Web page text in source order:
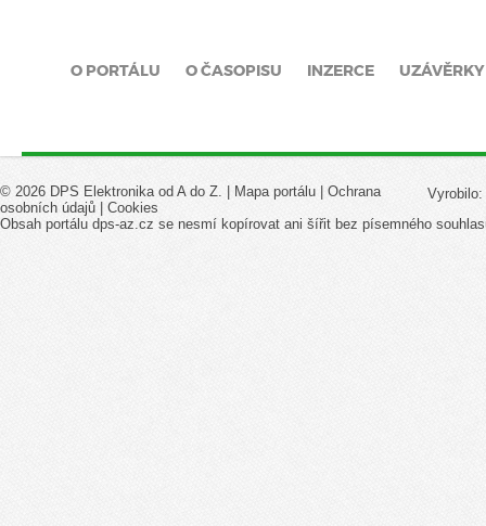
O PORTÁLU O ČASOPISU INZERCE UZÁVĚRKY
Vyrobilo:
© 2026 DPS Elektronika od A do Z. | Mapa portálu
Ochrana
osobních údajů
Cookies
Obsah portálu dps-az.cz se nesmí kopírovat ani šířit bez písemného